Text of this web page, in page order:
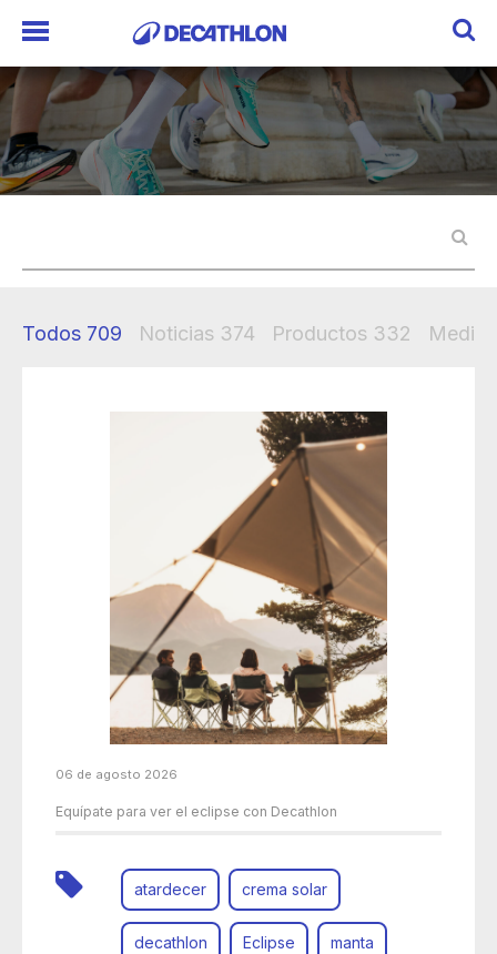
Todos 709 Noticias 374 Productos 332
06 de agosto 2026
Equípate para ver el eclipse con Decathlon
atardecer crema solar
decathlon Eclipse manta